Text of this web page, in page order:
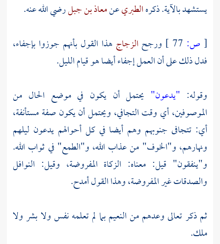
يستشهد بالآية. ذكرهالطبريعنمعاذ بن جبلرضي الله عنه.
[ ص: ورجح الزجاجهذا القول بأنهم جوزوا بإجفاء،
فدل ذلك على أن العمل إجفاء أيضا هو قيام الليل.
وقوله: "يدعون" يحتمل أن يكون في موضع الحال من
الموصوفين، أي وقت التجافي، ويحتمل أن يكون صفة مستأنفة،
أي: تتجافى جنوبهم وهم أيضا في كل أحوالهم يدعون ليلهم
ونهارهم، و"الخوف" من عذاب الله، و"الطمع" في ثواب الله.
و"ينفقون" قيل: معناه: الزكاة المفروضة، وقيل: النوافل
والصدقات غير المفروضة، وهذا القول أمدح.
ثم ذكر تعالى وعدهم من النعيم بما لم تعلمه نفس ولا بشر ولا
ملك.